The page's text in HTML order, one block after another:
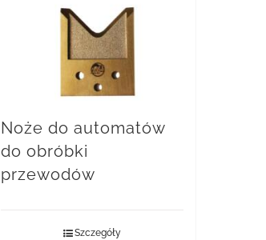
Noże do automatów
do obróbki
przewodów
Szczegóły